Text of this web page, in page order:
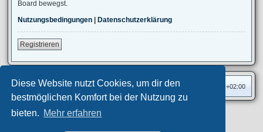
Diese Website nutzt Cookies, um dir den
bestmöglichen Komfort bei der Nutzung zu
bieten. Mehr erfahren
Board bewegst.
Nutzungsbedingungen | Datenschutzerklärung
Registrieren
Foren-Übersicht Alle Zeiten sind UTC+02:00
Privates Forum ©